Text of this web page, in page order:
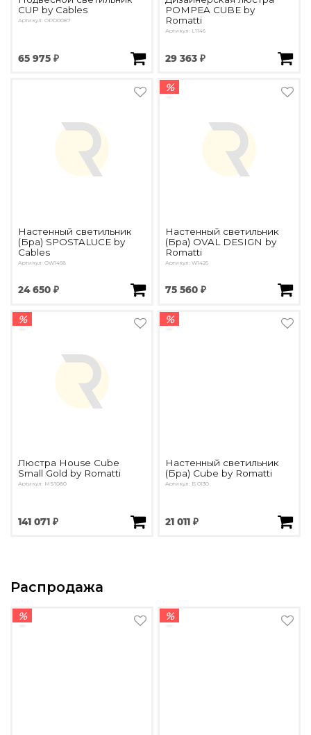
CUP by Cables
Артикул: OPD0087
65 975 ₽
POMPEA CUBE by
Romatti
Артикул: L1146
29 363 ₽
Настенный светильник
(Бра) SPOSTALUCE by
Cables
Артикул: OW1468
24 650 ₽
%
Настенный светильник
(Бра) OVAL DESIGN by
Romatti
Артикул: W1426
75 560 ₽
%
Люстра House Cube
Small Gold by Romatti
Артикул: MS1080
141 071 ₽
%
Настенный светильник
(Бра) Cube by Romatti
Артикул: Б 0130
21 011 ₽
Распродажа
% %